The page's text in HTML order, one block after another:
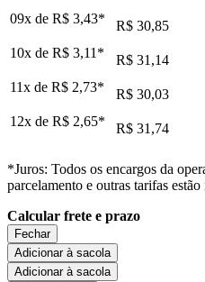
09x de R$ 3,43*
R$ 30,85
10x de R$ 3,11 *
R$ 31,14
11x de R$ 2,73*
R$ 30,03
12x de R$ 2,65* R$ 31,74
*Juros: Todos os encargos da
parcelamento e outras tarifas
Calcular frete e prazo
Fechar
Adicionar à sacola
Adicionar à sacola